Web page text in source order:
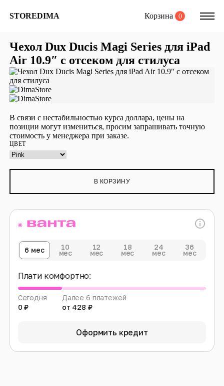
STOREDIMA Корзина 0
Чехол Dux Ducis Magi Series для iPad
Air 10.9″ с отсеком для стилуса
В связи с нестабильностью курса доллара, цены на
позиции могут измениться, просим запрашивать точную
стоимость у менеджера при заказе.
ЦВЕТ
В КОРЗИНУ
6 мес 10
мес
12
мес
18
мес
24
мес
36
мес
Плати комфортно:
Сегодня
0 ₽
Далее 6 платежей
от 428 ₽
Оформить кредит